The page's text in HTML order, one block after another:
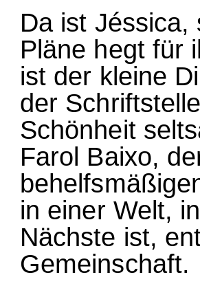
Da ist
Pläne hegt für
ist der kleine
der
Schönheit
Farol Baixo,
in einer Welt,
Nächste ist,
Gemeinschaft.